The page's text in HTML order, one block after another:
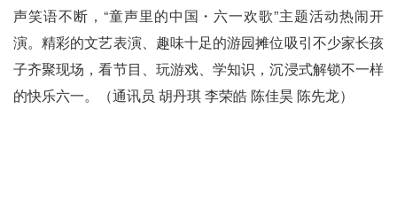
声笑语不断，“童声里的中国・六一欢歌”主题活动热闹开
演。精彩的文艺表演、趣味十足的游园摊位吸引不少家长孩
子齐聚现场，看节目、玩游戏、学知识，沉浸式解锁不一样
的快乐六一。（通讯员 胡丹琪 李荣皓 陈佳昊 陈先龙）